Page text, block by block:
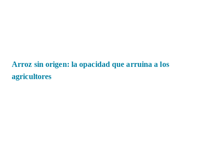
Arroz sin origen: la opacidad que arruina a los
agricultores